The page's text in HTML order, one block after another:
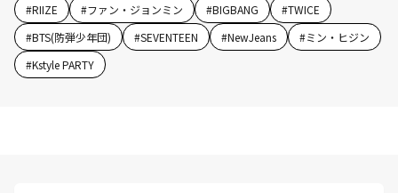
#RIIZE #ファン・ジョンミン #BIGBANG #TWICE
#BTS(防弾少年団) #SEVENTEEN #NewJeans #ミン・ヒジン
#Kstyle PARTY